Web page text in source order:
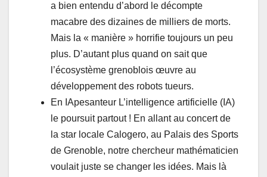
a bien entendu d’abord le décompte
macabre des dizaines de milliers de morts.
Mais la « manière » horrifie toujours un peu
plus. D’autant plus quand on sait que
l’écosystème grenoblois œuvre au
développement des robots tueurs.
En IApesanteur L’intelligence artificielle (IA)
le poursuit partout ! En allant au concert de
la star locale Calogero, au Palais des Sports
de Grenoble, notre chercheur mathématicien
voulait juste se changer les idées. Mais là